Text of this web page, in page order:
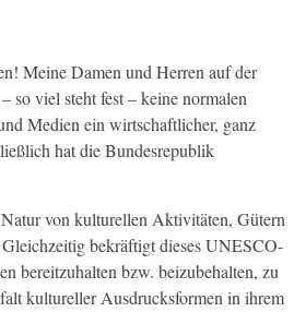
Meine Damen und Herren auf der
viel steht fest – keine normalen
Medien ein wirtschaftlicher, ganz
hat die Bundesrepublik
von kulturellen Aktivitäten, Gütern
bekräftigt dieses UNESCO-
bereitzuhalten bzw. beizubehalten, zu
kultureller Ausdrucksformen in ihrem